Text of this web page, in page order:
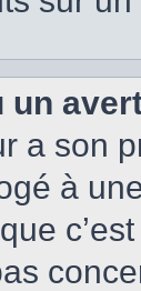
un
a son
à